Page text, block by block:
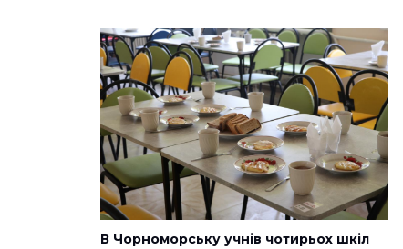
В Чорноморську учнів чотирьох шкіл